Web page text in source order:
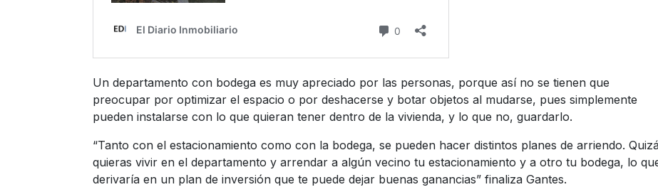
Un departamento con bodega es muy apreciado por las personas, porque así no se tienen que
preocupar por optimizar el espacio o por deshacerse y botar objetos al mudarse, pues simplemente
pueden instalarse con lo que quieran tener dentro de la vivienda, y lo que no, guardarlo.
“Tanto con el estacionamiento como con la bodega, se pueden hacer distintos planes de arriendo.
quieras vivir en el departamento y arrendar a algún vecino tu estacionamiento y a otro tu bodega, lo
derivaría en un plan de inversión que te puede dejar buenas ganancias” finaliza Gantes.